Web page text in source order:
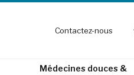
Contactez-nous
Médecines douces &